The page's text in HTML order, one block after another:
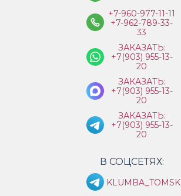
+7-960-977-11-11
+7-962-789-33-
33
ЗАКАЗАТЬ:
+7(903) 955-13-
20
ЗАКАЗАТЬ:
+7(903) 955-13-
20
ЗАКАЗАТЬ:
+7(903) 955-13-
20
В СОЦСЕТЯХ:
KLUMBA_TOMSK